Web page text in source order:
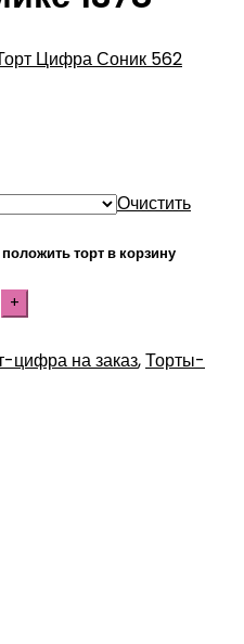
Цифра Соник 562
Очистить
торт в корзину
цифра на заказ,Торты-